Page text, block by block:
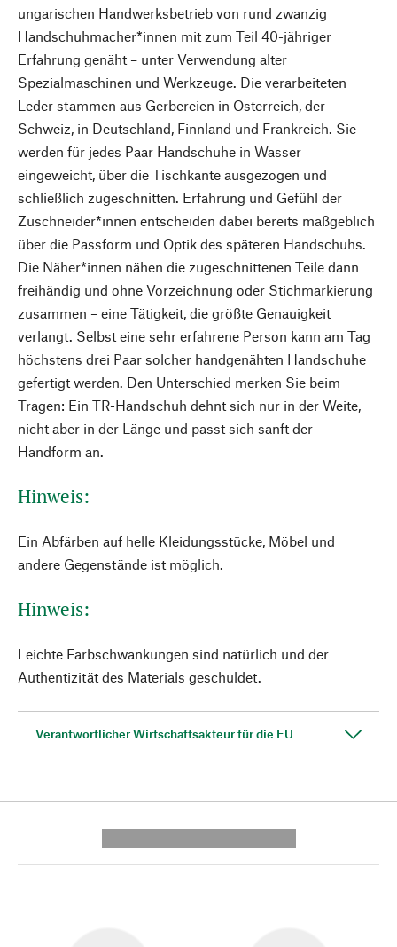
ungarischen Handwerksbetrieb von rund zwanzig
Handschuhmacher*innen mit zum Teil 40-jähriger
Erfahrung genäht – unter Verwendung alter
Spezialmaschinen und Werkzeuge. Die verarbeiteten
Leder stammen aus Gerbereien in Österreich, der
Schweiz, in Deutschland, Finnland und Frankreich. Sie
werden für jedes Paar Handschuhe in Wasser
eingeweicht, über die Tischkante ausgezogen und
schließlich zugeschnitten. Erfahrung und Gefühl der
Zuschneider*innen entscheiden dabei bereits maßgeblich
über die Passform und Optik des späteren Handschuhs.
Die Näher*innen nähen die zugeschnittenen Teile dann
freihändig und ohne Vorzeichnung oder Stichmarkierung
zusammen – eine Tätigkeit, die größte Genauigkeit
verlangt. Selbst eine sehr erfahrene Person kann am Tag
höchstens drei Paar solcher handgenähten Handschuhe
gefertigt werden. Den Unterschied merken Sie beim
Tragen: Ein TR-Handschuh dehnt sich nur in der Weite,
nicht aber in der Länge und passt sich sanft der
Handform an.
Hinweis:
Ein Abfärben auf helle Kleidungsstücke, Möbel und
andere Gegenstände ist möglich.
Hinweis:
Leichte Farbschwankungen sind natürlich und der
Authentizität des Materials geschuldet.
Verantwortlicher Wirtschaftsakteur für die EU